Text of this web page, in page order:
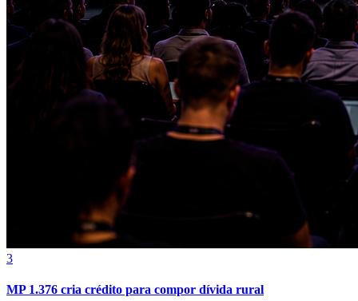
3
MP 1.376 cria crédito para compor dívida rural